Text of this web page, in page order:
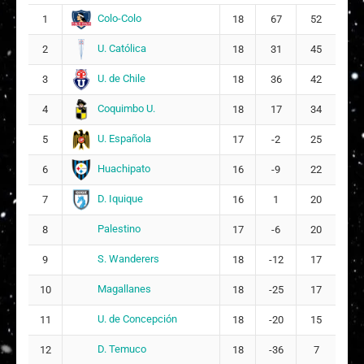
8 Karla Paola Riley Serracin 7
Cecil de la Caridad Aldana Tamayo
15
Martina Funck Guajardo
María Soledad Silva Velásquez
2
Claudia Gabriela Herrera Muñoz
1 Colo-Colo 18 67 52
2 U. Católica 18 31 45
3 U. de Chile 18 36 42
4 Coquimbo U. 18 17 34
5 U. Española 17 -2 25
6 Huachipato 16 -9 22
7 D. Iquique 16 1 20
8 Palestino 17 -6 20
9 S. Wanderers 18 -12 17
10 Magallanes 18 -25 17
11 U. de Concepción 18 -20 15
12 D. Temuco 18 -36 7